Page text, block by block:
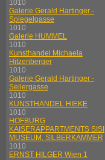
1010
Galerie Gerald Hartinger -
Spiegelgasse
1010
Galerie HUMMEL
1010
Kunsthandel Michaela
Hitzenberger
1010
Galerie Gerald Hartinger -
Seilergasse
1010
KUNSTHANDEL HIEKE
1010
HOFBURG
KAISERAPPARTMENTS SISI
MUSEUM, SILBERKAMMER
1010
ERNST HILGER Wien 1